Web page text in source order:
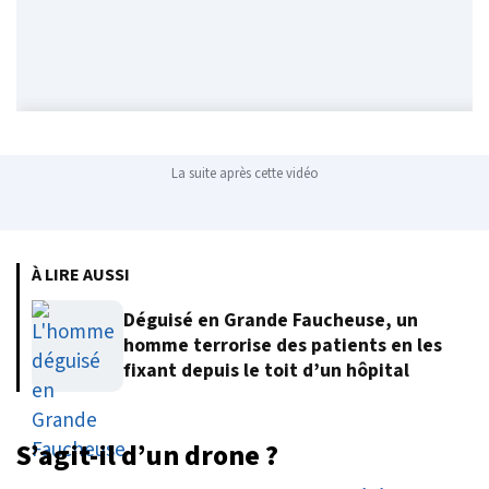
La suite après cette vidéo
À LIRE AUSSI
Déguisé en Grande Faucheuse, un
homme terrorise des patients en les
fixant depuis le toit d’un hôpital
S’agit-il d’un drone ?